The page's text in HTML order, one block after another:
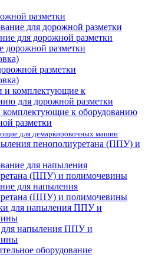
разметки
для дорожной разметки
разметки
комплектующие к оборудованию
разметки
для демаркировочных машин
пенополиуретана (ППУ) и
для напыления
(ППУ) и полимочевины
для напыления ППУ и